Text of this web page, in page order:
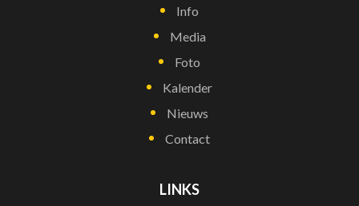
Info
Media
Foto
Kalender
Nieuws
Contact
LINKS